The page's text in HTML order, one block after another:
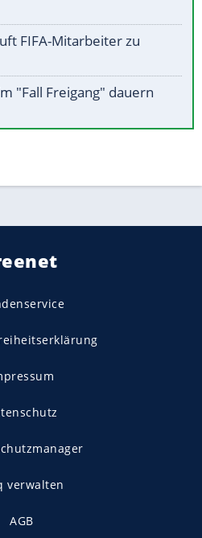
FIFA-Mitarbeiter zu
"Fall Freigang" dauern
verwalten
AGB